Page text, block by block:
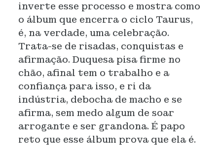
inverte esse processo e mostra como
o álbum que encerra o ciclo Taurus,
é, na verdade, uma celebração.
Trata-se de risadas, conquistas e
afirmação. Duquesa pisa firme no
chão, afinal tem o trabalho e a
confiança para isso, e ri da
indústria, debocha de macho e se
afirma, sem medo algum de soar
arrogante e ser grandona. É papo
reto que esse álbum prova que ela é.